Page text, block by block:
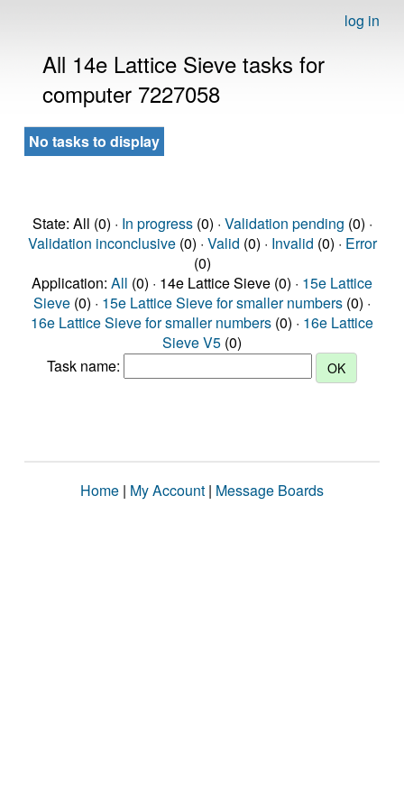
log in
All 14e Lattice Sieve tasks for
computer 7227058
No tasks to display
State: All (0) · In progress(0) · Validation pending (0) ·
Validation inconclusive(0) · Valid (0) · Invalid (0) · Error
(0)
Application: All (0) · 14e Lattice Sieve (0) · 15e Lattice
Sieve (0) · 15e Lattice Sieve for smaller numbers (0) ·
16e Lattice Sieve for smaller numbers (0) · 16e Lattice
Sieve V5 (0)
Task name:
Home | My Account | Message Boards